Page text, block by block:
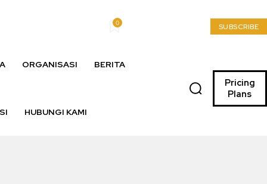
0 SUBSCRIBE
ORGANISASI BERITA
HUBUNGI KAMI
Pricing
Plans